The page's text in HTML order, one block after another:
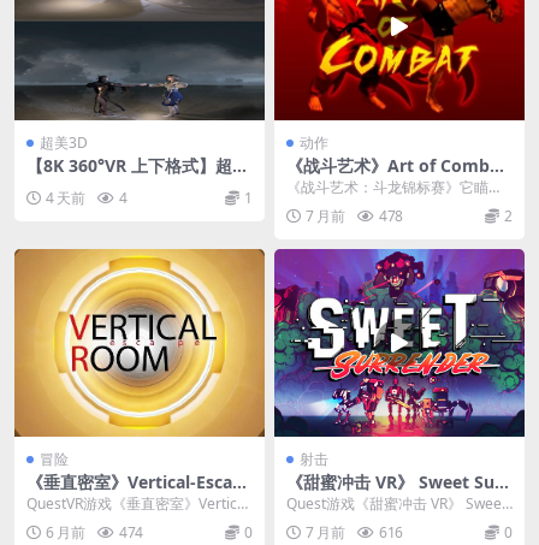
超美3D
【8K 360°VR 上下格式】超美
4 天前 4 1
动作
《战斗艺术》Art of Combat-
Fighting Dragons Champio
nship v1.0.4a.22
《战斗艺术：斗龙锦标赛》它瞄准
了在虚拟现实中体验硬核武术对决
的梦想。 核心玩法​...
7 月前 478 2
冒险
《垂直密室》Vertical-Escape
Room
QuestVR游戏《垂直密室》Vertical
-EscapeRoom 是一款以其...
6 月前 474 0
射击
《甜蜜冲击 VR》 Sweet Surr
ender
Quest游戏《甜蜜冲击 VR》 Sweet
Surrender 是一款将快节奏...
7 月前 616 0